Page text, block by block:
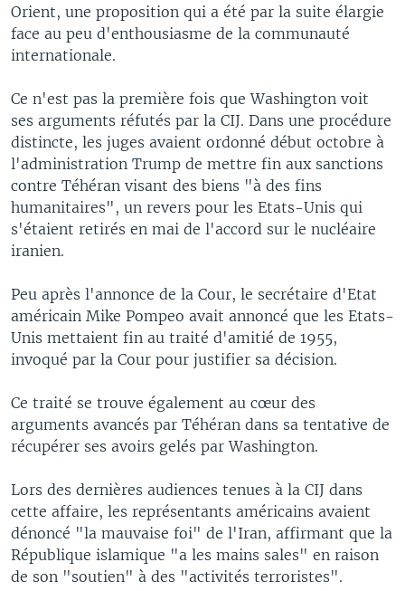
Orient, une proposition qui a été par la suite élargie
face au peu d'enthousiasme de la communauté
internationale.
Ce n'est pas la première fois que Washington voit
ses arguments réfutés par la CIJ. Dans une procédure
distincte, les juges avaient ordonné début octobre à
l'administration Trump de mettre fin aux sanctions
contre Téhéran visant des biens "à des fins
humanitaires", un revers pour les Etats-Unis qui
s'étaient retirés en mai de l'accord sur le nucléaire
iranien.
Peu après l'annonce de la Cour, le secrétaire d'Etat
américain Mike Pompeo avait annoncé que les Etats-
Unis mettaient fin au traité d'amitié de 1955,
invoqué par la Cour pour justifier sa décision.
Ce traité se trouve également au cœur des
arguments avancés par Téhéran dans sa tentative de
récupérer ses avoirs gelés par Washington.
Lors des dernières audiences tenues à la CIJ dans
cette affaire, les représentants américains avaient
dénoncé "la mauvaise foi" de l'Iran, affirmant que la
République islamique "a les mains sales" en raison
de son "soutien" à des "activités terroristes".